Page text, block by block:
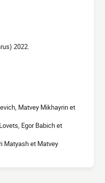
2022.
Matvey Mikhayrin et
Egor Babich et
Matyash et Matvey